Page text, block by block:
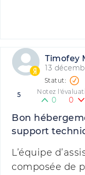
Timofey
13
5 Notez
0 0
Bon
support
L’équipe
composée de